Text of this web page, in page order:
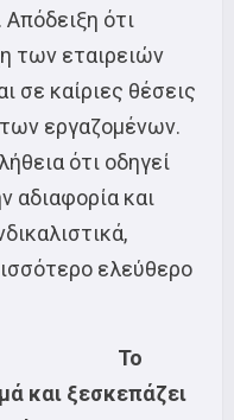
ότι
των εταιρειών
σε καίριες θέσεις
εργαζομένων.
ότι οδηγεί
αδιαφορία και
ελεύθερο
Το
και ξεσκεπάζει